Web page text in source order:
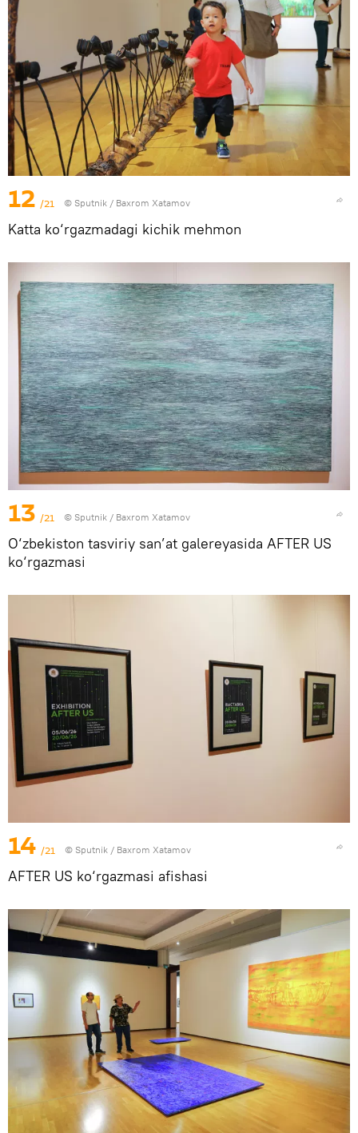
12 /21 © Sputnik / Baxrom Xatamov
Katta ko‘rgazmadagi kichik mehmon
13 /21 © Sputnik / Baxrom Xatamov
O‘zbekiston tasviriy san’at galereyasida AFTER US
ko‘rgazmasi
14 /21 © Sputnik / Baxrom Xatamov
AFTER US ko‘rgazmasi afishasi